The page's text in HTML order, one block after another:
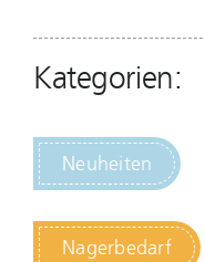
Kategorien:
Neuheiten
Nagerbedarf